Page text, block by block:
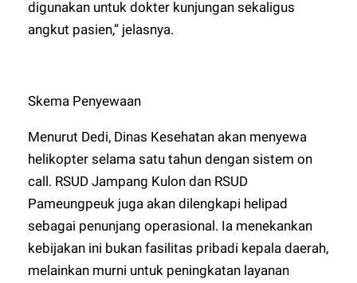
digunakan untuk dokter kunjungan sekaligus
angkut pasien,” jelasnya.
Skema Penyewaan
Menurut Dedi, Dinas Kesehatan akan menyewa
helikopter selama satu tahun dengan sistem on
call. RSUD Jampang Kulon dan RSUD
Pameungpeuk juga akan dilengkapi helipad
sebagai penunjang operasional. Ia menekankan
kebijakan ini bukan fasilitas pribadi kepala daerah,
melainkan murni untuk peningkatan layanan